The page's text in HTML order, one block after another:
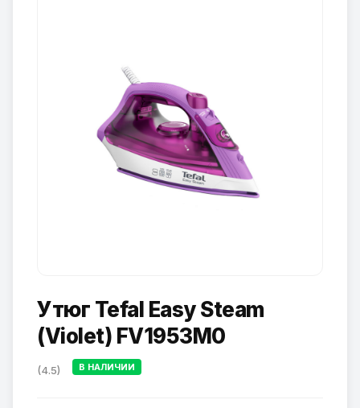
Утюг Tefal Easy Steam
(Violet) FV1953M0
(4.5) В НАЛИЧИИ